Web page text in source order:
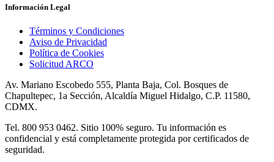
Información Legal
Términos y Condiciones
Aviso de Privacidad
Política de Cookies
Solicitud ARCO
Av. Mariano Escobedo 555, Planta Baja, Col. Bosques de
Chapultepec, 1a Sección, Alcaldía Miguel Hidalgo, C.P. 11580,
CDMX.
Tel. 800 953 0462. Sitio 100% seguro. Tu información es
confidencial y está completamente protegida por certificados de
seguridad.